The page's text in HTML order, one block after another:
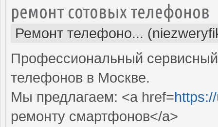
ремонт сотовых телефонов
Ремонт телефоно...
Профессиональный
телефонов в Москве.
Мы предлагаем: <a href=
ремонту смартфонов</a>